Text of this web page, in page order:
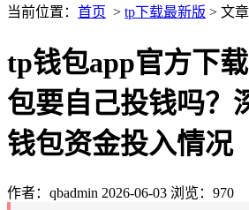
当前位置： 首页 > tp下载最新版 > 文
tp钱包app官方下
包要自己投钱吗？
钱包资金投入情况
作者：qbadmin 2026-06-03 浏览：970